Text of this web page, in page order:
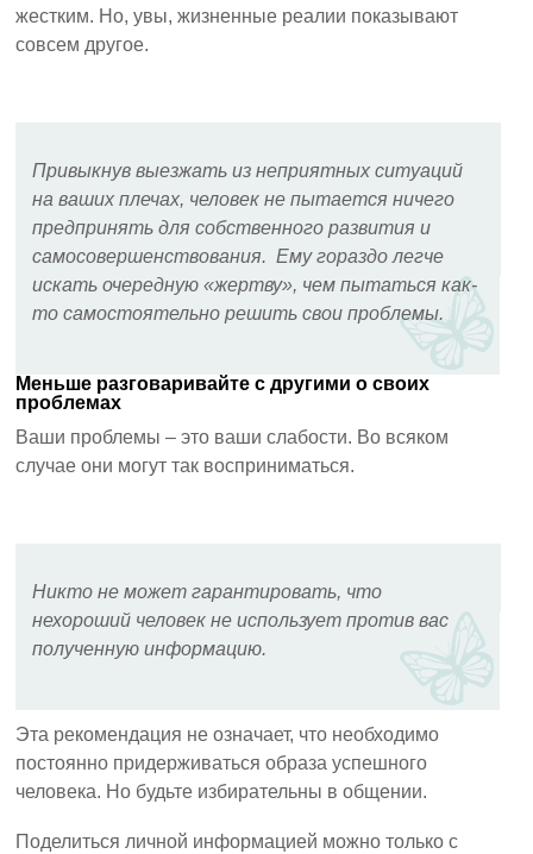
жестким. Но, увы, жизненные реалии показывают
совсем другое.
Привыкнув выезжать из неприятных ситуаций
на ваших плечах, человек не пытается ничего
предпринять для собственного развития и
самосовершенствования. Ему гораздо легче
искать очередную «жертву», чем пытаться как-
то самостоятельно решить свои проблемы.
Меньше разговаривайте с другими о своих
проблемах
Ваши проблемы – это ваши слабости. Во всяком
случае они могут так восприниматься.
Никто не может гарантировать, что
нехороший человек не использует против вас
полученную информацию.
Эта рекомендация не означает, что необходимо
постоянно придерживаться образа успешного
человека. Но будьте избирательны в общении.
Поделиться личной информацией можно только с